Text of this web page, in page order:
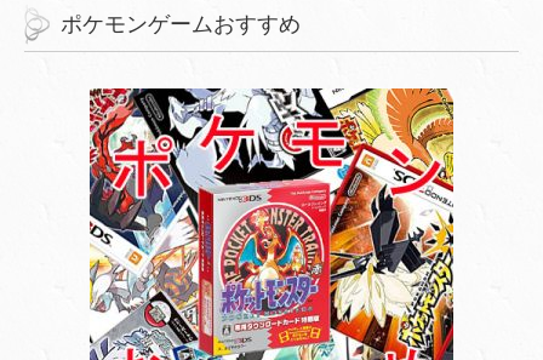
ポケモンゲームおすすめ